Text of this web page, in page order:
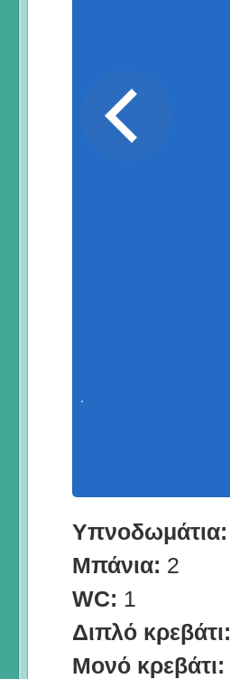
Υπνοδωμάτια:
Μπάνια: 2
WC: 1
Διπλό κρεβάτι:
Μονό κρεβάτι: